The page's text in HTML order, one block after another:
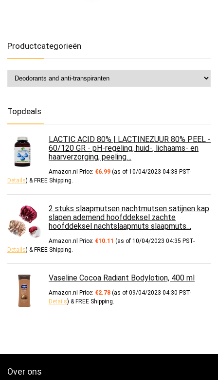
Productcategorieën
Topdeals
LACTIC ACID 80% | LACTINEZUUR 80% PEEL -
60/120 GR - pH-regeling, huid-, lichaams- en
haarverzorging, peeling…
Amazon.nl Price: €6.99 (as of 10/04/2023 04:38 PST-
Details) & FREE Shipping.
2 stuks slaapmutsen nachtmutsen satijnen kap
slapen ademend hoofddeksel zachte
hoofddeksel nachtslaapmuts slaapmuts…
Amazon.nl Price: €10.11 (as of 10/04/2023 04:35 PST-
Details) & FREE Shipping.
Vaseline Cocoa Radiant Bodylotion, 400 ml
Amazon.nl Price: €2.78 (as of 09/04/2023 04:30 PST-
Details) & FREE Shipping.
Over ons